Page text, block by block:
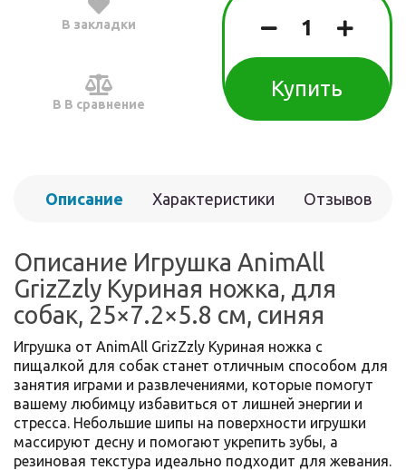
В закладки
В В сравнение
Купить
Описание Характеристики Отзывов
Описание Игрушка AnimAll
GrizZzly Куриная ножка, для
собак, 25×7.2×5.8 см, синяя
Игрушка от AnimAll GrizZzly Куриная ножка с
пищалкой для собак станет отличным способом для
занятия играми и развлечениями, которые помогут
вашему любимцу избавиться от лишней энергии и
стресса. Небольшие шипы на поверхности игрушки
массируют десну и помогают укрепить зубы, а
резиновая текстура идеально подходит для жевания.